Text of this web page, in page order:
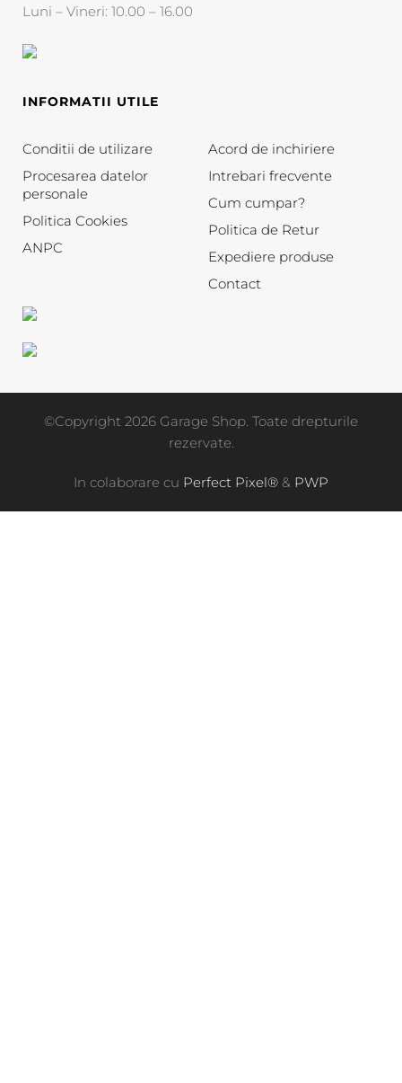
Luni – Vineri: 10.00 – 16.00
INFORMATII UTILE
Conditii de utilizare
Procesarea datelor
personale
Politica Cookies
ANPC
Acord de inchiriere
Intrebari frecvente
Cum cumpar?
Politica de Retur
Expediere produse
Contact
©Copyright 2026 Garage Shop. Toate drepturile
rezervate.
In colaborare cu Perfect Pixel® & PWP